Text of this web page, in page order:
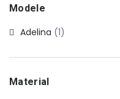
Modele
Adelina (1)
Material